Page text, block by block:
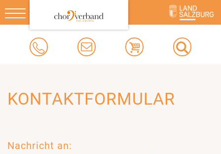
Toggle
navigation
KONTAKTFORMULAR
Nachricht an: